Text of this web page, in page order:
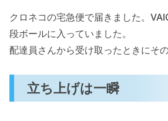
クロネコの宅急便で届きました。
段ボールに入っていました。
配達員さんから受け取ったときにそ
立ち上げは一瞬